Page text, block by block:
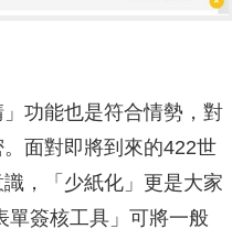
功能也是符合情勢，對
面對即將到來的422世
，「少紙化」更是大家
單簽核工具」可將一般